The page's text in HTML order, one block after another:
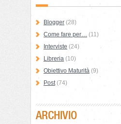
Blogger (28)
Come fare per… (11)
Interviste (24)
Libreria (10)
Obiettivo Maturità (9)
Post(74)
ARCHIVIO